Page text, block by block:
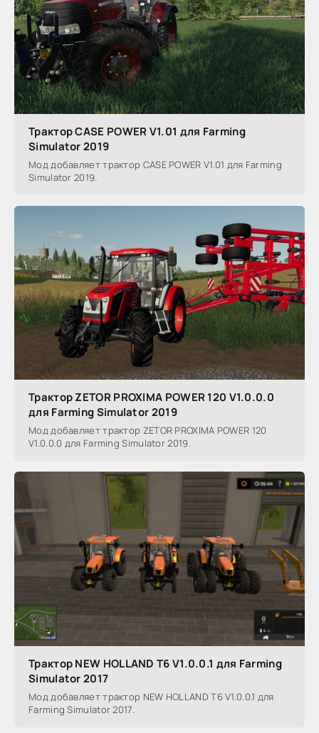
Трактор CASE POWER V1.01 для Farming
Simulator 2019
Мод добавляет трактор CASE POWER V1.01 для Farming
Simulator 2019.
Трактор ZETOR PROXIMA POWER 120 V1.0.0.0
для Farming Simulator 2019
Мод добавляет трактор ZETOR PROXIMA POWER 120
V1.0.0.0 для Farming Simulator 2019.
Трактор NEW HOLLAND T6 V1.0.0.1 для Farming
Simulator 2017
Мод добавляет трактор NEW HOLLAND T6 V1.0.0.1 для
Farming Simulator 2017.